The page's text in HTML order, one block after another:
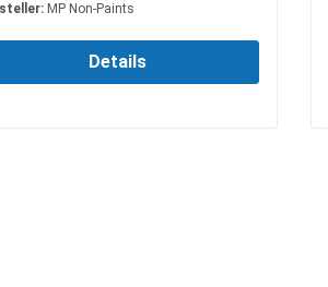
MP Non-Paints
Details